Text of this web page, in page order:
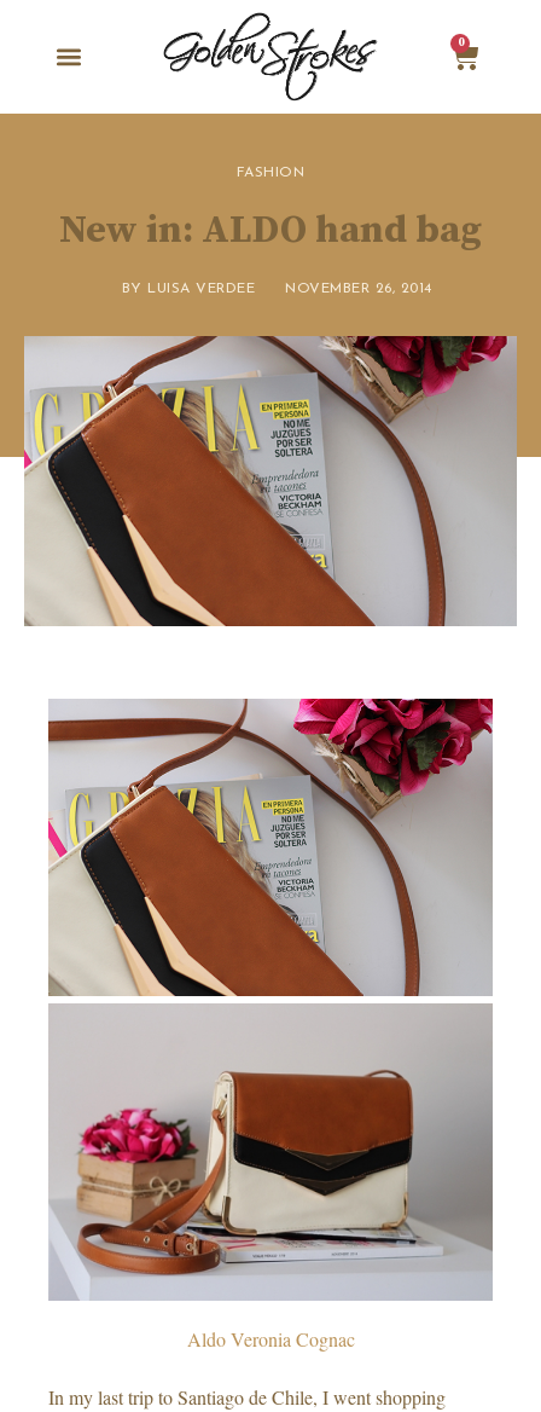
0
FASHION
New in: ALDO hand bag
BY LUISA VERDEE NOVEMBER 26, 2014
Aldo Veronia Cognac
In my last trip to Santiago de Chile, I went shopping